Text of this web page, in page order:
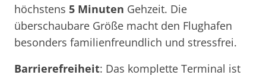
höchstens 5 Minuten Gehzeit. Die
überschaubare Größe macht den Flughafen
besonders familienfreundlich und stressfrei.
Barrierefreiheit: Das komplette Terminal ist